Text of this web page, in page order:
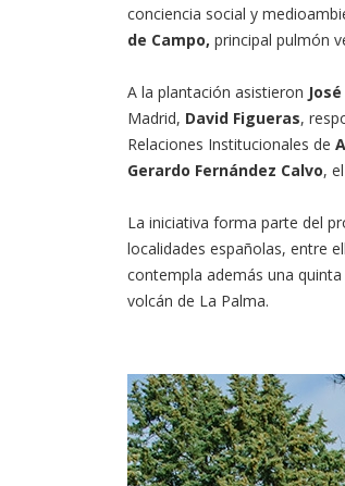
conciencia social y
de Campo, principal pulmón
A la plantación asistieron
Madrid, David Figueras,
Relaciones Institucionales de
Gerardo Fernández Calvo,
La iniciativa forma parte del
localidades españolas, entre
contempla además una
volcán de La Palma.